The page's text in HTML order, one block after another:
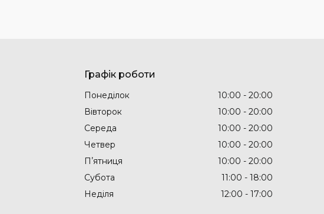
Графік роботи
Понеділок 10:00
20:00
Вівторок
10:00
20:00
Середа
10:00
20:00
Четвер
10:00
20:00
Пʼятниця
10:00
20:00
Субота
11:00
18:00
Неділя
12:00 17:00